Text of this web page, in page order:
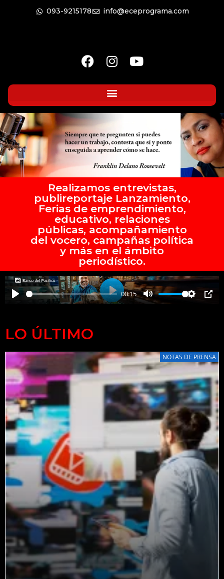
093-9215178 info@eceprograma.com
Realizamos entrevistas,
publireportaje Lanzamiento,
Ferias de emprendimiento,
educativo, relaciones
públicas, acompañamiento
del vocero, campañas política
y más en el ámbito
periodístico.
a
y
00:15
M
i
n
s
P
LO ÚLTIMO
NOTAS DE PRENSA